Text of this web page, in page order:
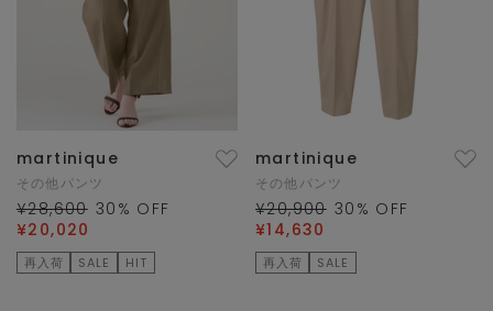
martinique
その他パンツ
¥28,600 30 % OFF
¥20,020
再入荷 SALE HIT
martinique
その他パンツ
¥20,900 30 % OFF
¥14,630
再入荷 SALE